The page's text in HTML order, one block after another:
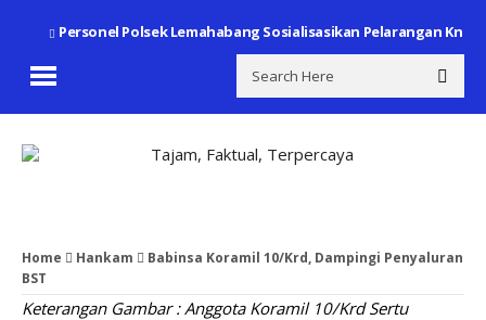
Personel Polsek Lemahabang Sosialisasikan Pelarangan
Home Hankam
Babinsa Koramil 10/Krd, Dampingi Penyaluran
BST
Keterangan Gambar : Anggota Koramil 10/Krd Sertu